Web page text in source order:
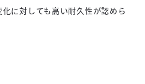
に対しても高い耐久性が認めら